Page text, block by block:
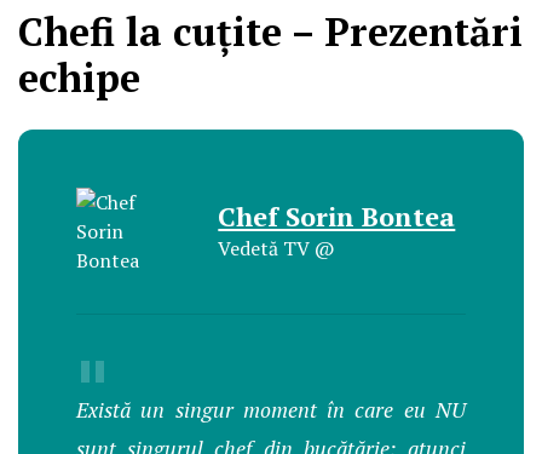
Chefi la cuțite – Prezentări
echipe
Chef Sorin Bontea
Vedetă TV @
"
Există un singur moment în care eu NU